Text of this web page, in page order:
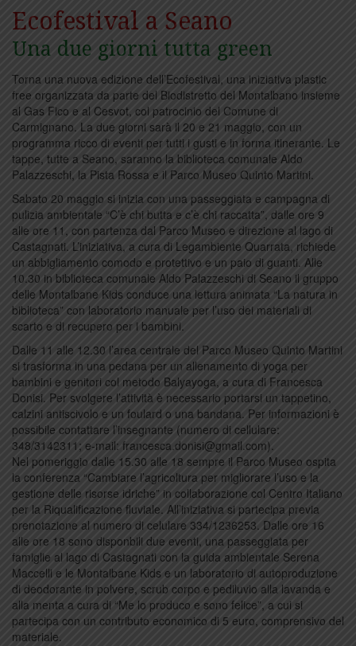
Ecofestival a Seano
Una due giorni tutta green
Torna una nuova edizione dell’Ecofestival, una iniziativa plastic
free organizzata da parte del Biodistretto del Montalbano insieme
al Gas Fico e al Cesvot, col patrocinio del Comune di
Carmignano. La due giorni sarà il 20 e 21 maggio, con un
programma ricco di eventi per tutti i gusti e in forma itinerante. Le
tappe, tutte a Seano, saranno la biblioteca comunale Aldo
Palazzeschi, la Pista Rossa e il Parco Museo Quinto Martini.
Sabato 20 maggio si inizia con una passeggiata e campagna di
pulizia ambientale “C’è chi butta e c’è chi raccatta”, dalle ore 9
alle ore 11, con partenza dal Parco Museo e direzione al lago di
Castagnati. L’iniziativa, a cura di Legambiente Quarrata, richiede
un abbigliamento comodo e protettivo e un paio di guanti. Alle
10.30 in biblioteca comunale Aldo Palazzeschi di Seano il gruppo
delle Montalbane Kids conduce una lettura animata “La natura in
biblioteca” con laboratorio manuale per l’uso dei materiali di
scarto e di recupero per i bambini.
Dalle 11 alle 12.30 l’area centrale del Parco Museo Quinto Martini
si trasforma in una pedana per un allenamento di yoga per
bambini e genitori col metodo Balyayoga, a cura di Francesca
Donisi. Per svolgere l’attività è necessario portarsi un tappetino,
calzini antiscivolo e un foulard o una bandana. Per informazioni è
possibile contattare l’insegnante (numero di cellulare:
348/3142311; e-mail: francesca.donisi@gmail.com).
Nel pomeriggio dalle 15.30 alle 18 sempre il Parco Museo ospita
la conferenza “Cambiare l’agricoltura per migliorare l’uso e la
gestione delle risorse idriche” in collaborazione col Centro Italiano
per la Riqualificazione fluviale. All’iniziativa si partecipa previa
prenotazione al numero di celulare 334/1236253. Dalle ore 16
alle ore 18 sono disponbili due eventi, una passeggiata per
famiglie al lago di Castagnati con la guida ambientale Serena
Maccelli e le Montalbane Kids e un laboratorio di autoproduzione
di deodorante in polvere, scrub corpo e pediluvio alla lavanda e
alla menta a cura di “Me lo produco e sono felice”, a cui si
partecipa con un contributo economico di 5 euro, comprensivo del
materiale.